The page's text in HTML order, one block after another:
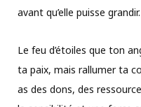
avant qu’elle puisse grandir.
Le feu d’étoiles que ton
ta paix, mais rallumer ta
as des dons, des